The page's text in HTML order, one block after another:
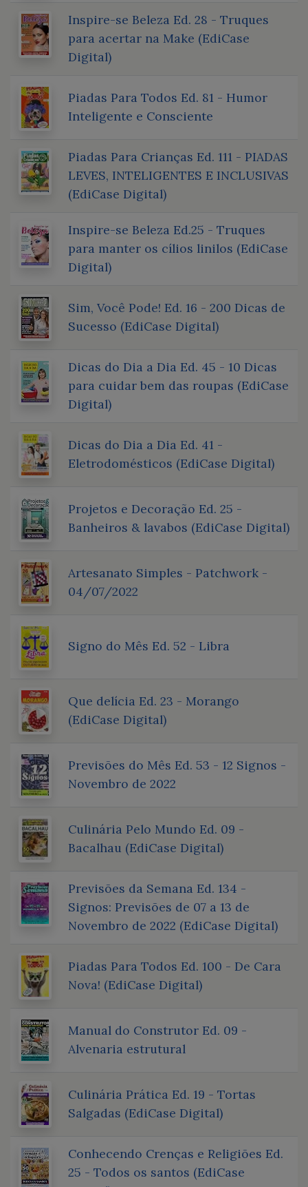
Inspire-se Beleza Ed. 28 - Truques
para acertar na Make (EdiCase
Digital)
Piadas Para Todos Ed. 81 - Humor
Inteligente e Consciente
Piadas Para Crianças Ed. 111 - PIADAS
LEVES, INTELIGENTES E INCLUSIVAS
(EdiCase Digital)
Inspire-se Beleza Ed.25 - Truques
para manter os cílios linilos (EdiCase
Digital)
Sim, Você Pode! Ed. 16 - 200 Dicas de
Sucesso (EdiCase Digital)
Dicas do Dia a Dia Ed. 45 - 10 Dicas
para cuidar bem das roupas (EdiCase
Digital)
Dicas do Dia a Dia Ed. 41 -
Eletrodomésticos (EdiCase Digital)
Projetos e Decoração Ed. 25 -
Banheiros & lavabos (EdiCase Digital)
Artesanato Simples - Patchwork -
04/07/2022
Signo do Mês Ed. 52 - Libra
Que delícia Ed. 23 - Morango
(EdiCase Digital)
Previsões do Mês Ed. 53 - 12 Signos -
Novembro de 2022
Culinária Pelo Mundo Ed. 09 -
Bacalhau (EdiCase Digital)
Previsões da Semana Ed. 134 -
Signos: Previsões de 07 a 13 de
Novembro de 2022 (EdiCase Digital)
Piadas Para Todos Ed. 100 - De Cara
Nova! (EdiCase Digital)
Manual do Construtor Ed. 09 -
Alvenaria estrutural
Culinária Prática Ed. 19 - Tortas
Salgadas (EdiCase Digital)
Conhecendo Crenças e Religiões Ed.
25 - Todos os santos (EdiCase